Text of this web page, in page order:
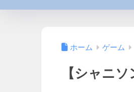
ホーム ゲーム
【シャニ